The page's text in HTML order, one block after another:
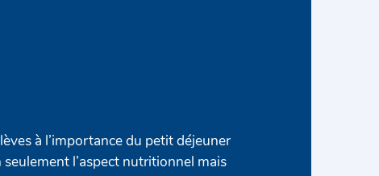
à l’importance du petit déjeuner
l’aspect nutritionnel mais